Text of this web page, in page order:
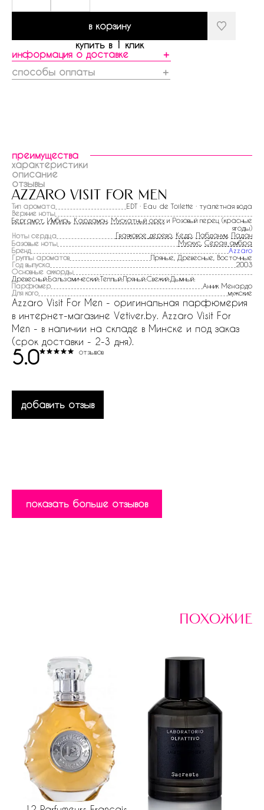
в корзину
купить в 1 клик
информация о доставке
＋
способы оплаты
＋
преимущества
характеристики
описание
отзывы
azzaro visit for men
Тип аромата
EDT · Eau de Toilette · туалетная вода
Верхние ноты
Бергамот Имбирь Кардамон Мускатный орех и Розовый перец (красные
ягоды)
Ноты сердца
Гваяковое дерево Кедр Лабданум Ладан
Базовые ноты
Мускус Серая амбра
Бренд
Azzaro
Группы ароматов
Пряные, Древесные, Восточные
Год выпуска
2003
Основные аккорды
Древесный:Бальзамический:Теплый:Пряный:Свежий:Дымный:
Парфюмер
Анник Менардо
Для кого
мужские
Azzaro Visit For Men - оригинальная парфюмерия
в интернет-магазине Vetiver.by. Azzaro Visit For
Men - в наличии на складе в Минске и под заказ
(срок доставки - 2-3 дня).
5.0 отзывов
добавить отзыв
показать больше отзывов
похожие